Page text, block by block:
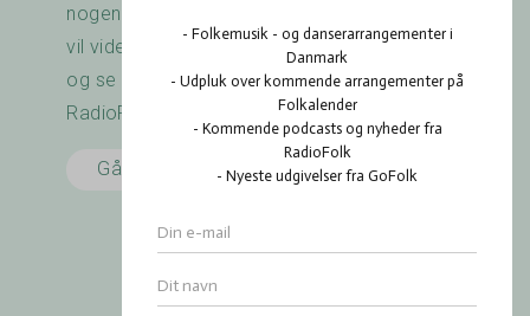
nogen at spille med? Er der noget du gerne
vil vide? Brug RadioFolk.dk's Opslagstavle,
og se også hvad andre har gang i på
RadioFolk.dk's Opslagstavle.
Gå til Opslagstavlen